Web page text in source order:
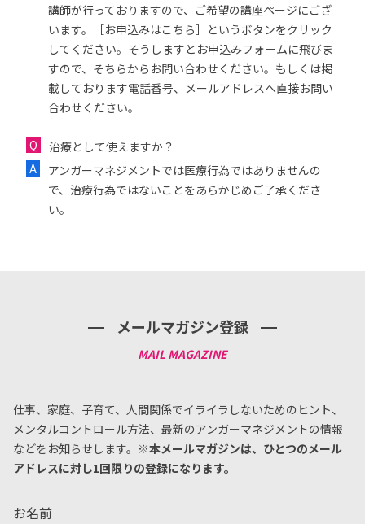
講師が行っておりますので、ご希望の講座ページにござ
います。［お申込みはこちら］というボタンをクリック
してください。そうしますとお申込みフォームに飛びま
すので、そちらからお問い合わせください。もしくは掲
載しております電話番号、メールアドレスへ直接お問い
合わせください。
治療として使えますか？
アンガーマネジメントでは医療行為ではありませんの
で、治療行為ではないことをあらかじめご了承くださ
い。
メールマガジン登録
仕事、家庭、子育て、人間関係でイライラしないためのヒント、
メンタルコントロール方法、 最新のアンガーマネジメントの情報
などをお知らせします。 ※本メールマガジンは、ひとつのメール
アドレスに対し1回限りの登録になります。
お名前